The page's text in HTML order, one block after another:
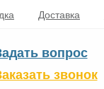
Доставка
вопрос
звонок